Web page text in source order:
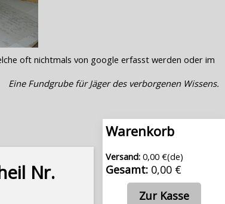
oft nichtmals von google erfasst werden oder im
Eine Fundgrube für Jäger des verborgenen Wissens.
Warenkorb
Versand: 0,00 €(de)
Gesamt: 0,00 €
Zur Kasse
Nr.